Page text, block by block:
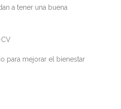
a tener una buena
para mejorar el bienestar